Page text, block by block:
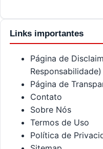
Links importantes
Página de
Responsabilidade)
Página de
Contato
Sobre Nós
Termos de Uso
Política de